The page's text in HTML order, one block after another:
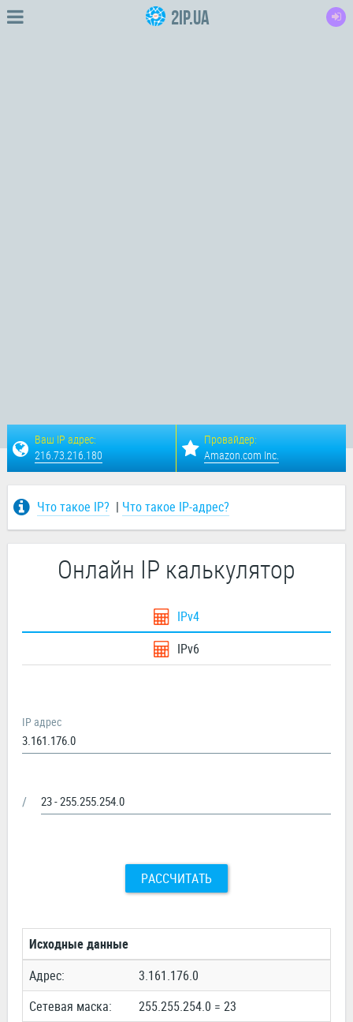
2IP.ua
Ваш IP адрес:
216.73.216.180
Провайдер:
Amazon.com Inc.
Что такое IP? | Что такое IP-адрес?
Онлайн IP калькулятор
IPv4
IPv6
IP адрес
/
РАССЧИТАТЬ
Исходные данные
Адрес:
3.161.176.0
Сетевая маска:
255.255.254.0 = 23